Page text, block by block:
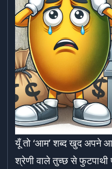
यूँ तो ‘आम’ शब्द खुद अपने
श्रेणी वाले तुच्छ से फुटपाथी